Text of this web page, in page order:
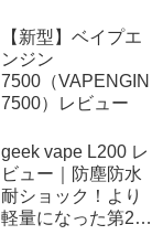
【新型】ベイプエ
ンジン
7500（VAPENGIN
7500）レビュー
geek vape L200 レ
ビュー｜防塵防水
耐ショック！より
軽量になった第2世